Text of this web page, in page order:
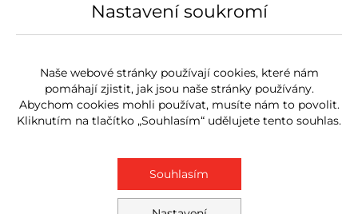
Nastavení soukromí
Naše webové stránky používají cookies, které nám
pomáhají zjistit, jak jsou naše stránky používány.
Abychom cookies mohli používat, musíte nám to povolit.
Kliknutím na tlačítko „Souhlasím“ udělujete tento souhlas.
Souhlasím